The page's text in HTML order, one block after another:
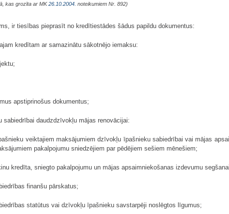
kas grozīta ar MK26.10.2004. noteikumiem Nr. 892)
ir tiesības pieprasīt no kredītiestādes šādus papildu dokumentus:
kredītam ar samazinātu sākotnējo iemaksu:
apstiprinošus dokumentus;
daudzdzīvokļu mājas renovācijai:
veiktajiem maksājumiem dzīvokļu īpašnieku sabiedrībai vai mājas
pakalpojumu sniedzējiem par pēdējiem sešiem mēnešiem;
kredīta, sniegto pakalpojumu un mājas apsaimniekošanas izdevumu
finanšu pārskatus;
statūtus vai dzīvokļu īpašnieku savstarpēji noslēgtos līgumus;